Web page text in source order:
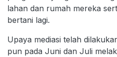
lahan dan rumah mereka
bertani lagi.
Upaya mediasi telah
pun pada Juni dan Juli